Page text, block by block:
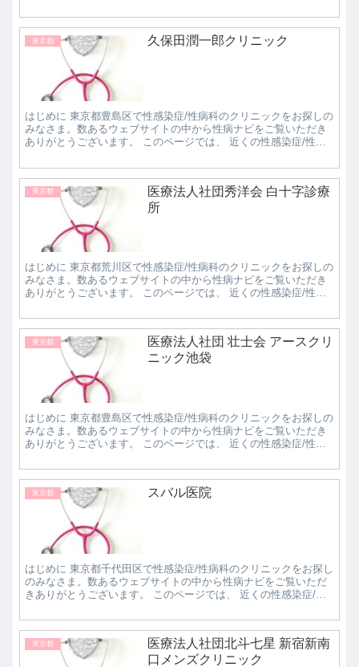
東京都 久保田潤一郎クリニック
はじめに 東京都豊島区で性感染症/性病科のクリニックをお探しの
みなさま。数あるウェブサイトの中から性病ナビをご覧いただき
ありがとうございます。 このページでは、 近くの性感染症/性病
東京都
医療法人社団秀洋会 白十字診療
所
はじめに 東京都荒川区で性感染症/性病科のクリニックをお探しの
みなさま。数あるウェブサイトの中から性病ナビをご覧いただき
ありがとうございます。 このページでは、 近くの性感染症/性病
東京都
医療法人社団 壮士会 アースクリ
ニック池袋
はじめに 東京都豊島区で性感染症/性病科のクリニックをお探しの
みなさま。数あるウェブサイトの中から性病ナビをご覧いただき
ありがとうございます。 このページでは、 近くの性感染症/性病
東京都 スバル医院
はじめに 東京都千代田区で性感染症/性病科のクリニックをお探し
のみなさま。数あるウェブサイトの中から性病ナビをご覧いただ
きありがとうございます。 このページでは、 近くの性感染症/性
東京都
医療法人社団北斗七星 新宿新南
口メンズクリニック